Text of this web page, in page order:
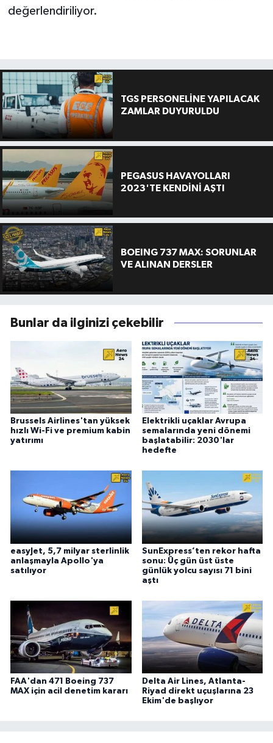
değerlendiriliyor.
TGS PERSONELİNE YAPILACAK
ZAMLAR DUYURULDU
PEGASUS HAVAYOLLARI
2023'TE KENDİNİ AŞTI
BOEING 737 MAX: SORUNLAR
VE ALINAN DERSLER
Bunlar da ilginizi çekebilir
Brussels Airlines'tan yüksek
hızlı Wi-Fi ve premium kabin
yatırımı
Elektrikli uçaklar Avrupa
semalarında yeni dönemi
başlatabilir: 2030'lar
hedefte
easyJet, 5,7 milyar sterlinlik
anlaşmayla Apollo'ya
satılıyor
SunExpress’ten rekor hafta
sonu: Üç gün üst üste
günlük yolcu sayısı 71 bini
aştı
FAA'dan 471 Boeing 737
MAX için acil denetim kararı
Delta Air Lines, Atlanta-
Riyad direkt uçuşlarına 23
Ekim'de başlıyor